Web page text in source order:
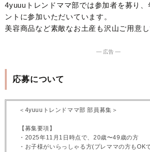
4yuuuトレンドママ部では参加者を募り
ントに参加いただいています。
美容商品など素敵なお土産も沢山ご用意し
― 広告 ―
応募について
＜4yuuuトレンドママ部 部員募集＞
【募集要項】
・2025年11月1日時点で、20歳〜49歳の方
・お子様がいらっしゃる方(プレママの方もOK